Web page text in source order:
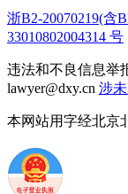
浙B2-20070219(含
33010802004314 号
违法和不良信息举
lawyer@dxy.cn 涉
本网站用字经北京